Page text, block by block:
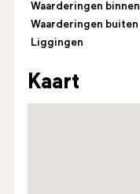
Waarderingen binnen
Waarderingen buiten
Liggingen
Kaart